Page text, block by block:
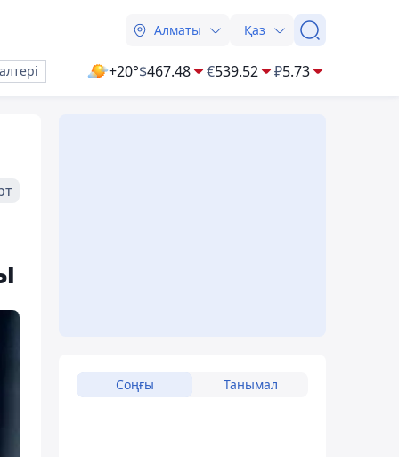
Алматы Қаз
+20°$467.48 €539.52 ₽5.73
Соңғы Танымал